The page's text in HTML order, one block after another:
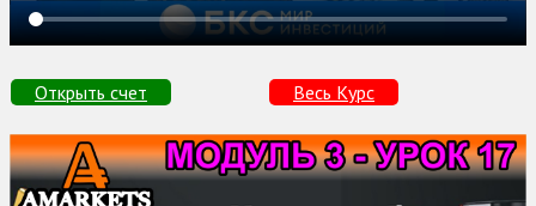
Открыть счет Весь Курс